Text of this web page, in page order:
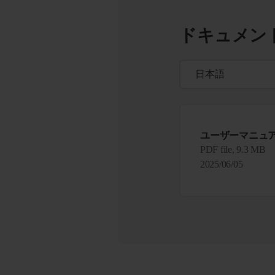
ドキュメン
ユーザーマニュ
PDF file, 9.3 MB
2025/06/05